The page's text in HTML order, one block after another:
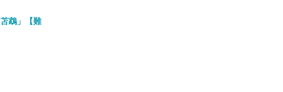
鵡」【難